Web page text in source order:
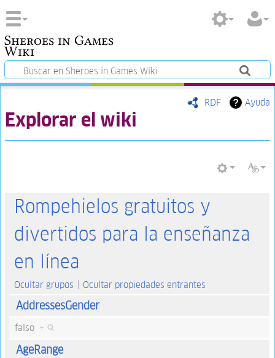
Sheroes in Games
Wiki
RDF Ayuda
Explorar el wiki
Rompehielos gratuitos y
divertidos para la enseñanza
en línea
Ocultar grupos Ocultar propiedades entrantes
AddressesGender
falso +
AgeRange